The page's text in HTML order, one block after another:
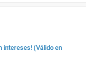
intereses! (Válido en